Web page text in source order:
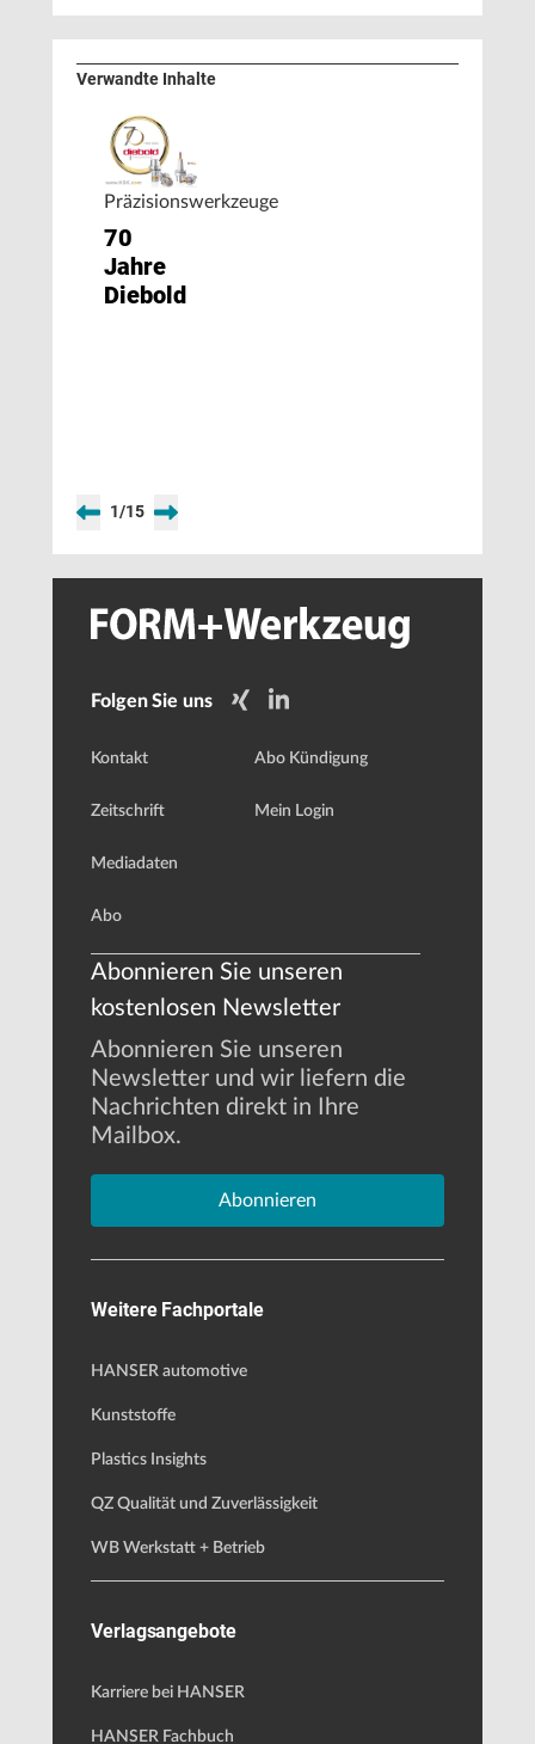
Verwandte Inhalte
Präzisionswerkzeuge
70
Jahre
Diebold
1/15
Folgen Sie uns
Kontakt
Zeitschrift
Mediadaten
Abo
Abo Kündigung
Mein Login
Abonnieren Sie unseren
kostenlosen Newsletter
Abonnieren Sie unseren
Newsletter und wir liefern die
Nachrichten direkt in Ihre
Mailbox.
Abonnieren
Weitere Fachportale
HANSER automotive
Kunststoffe
Plastics Insights
QZ Qualität und Zuverlässigkeit
WB Werkstatt + Betrieb
Verlagsangebote
Karriere bei HANSER
HANSER Fachbuch